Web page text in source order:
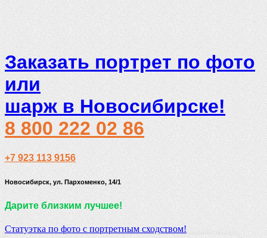
Заказать портрет по фото
или
шарж в Новосибирске!
8 800 222 02 86
+7 923 113 9156
Новосибирск, ул. Пархоменко, 14/1
Дарите близким лучшее!
Статуэтка по фото с портретным сходством!